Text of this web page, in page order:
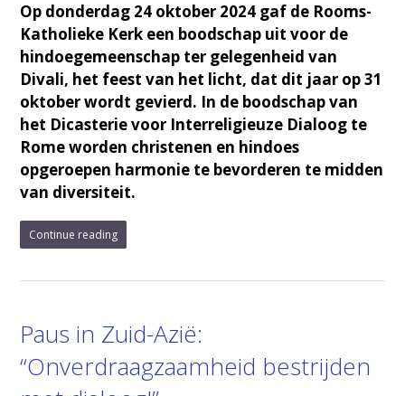
Op donderdag 24 oktober 2024 gaf de Rooms-
Katholieke Kerk een boodschap uit voor de
hindoegemeenschap ter gelegenheid van
Divali, het feest van het licht, dat dit jaar op 31
oktober wordt gevierd. In de boodschap van
het Dicasterie voor Interreligieuze Dialoog te
Rome worden christenen en hindoes
opgeroepen harmonie te bevorderen te midden
van diversiteit.
Continue reading
Paus in Zuid-Azië:
“Onverdraagzaamheid bestrijden